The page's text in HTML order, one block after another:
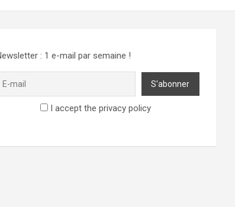
: 1 e-mail par semaine !
I accept the privacy policy